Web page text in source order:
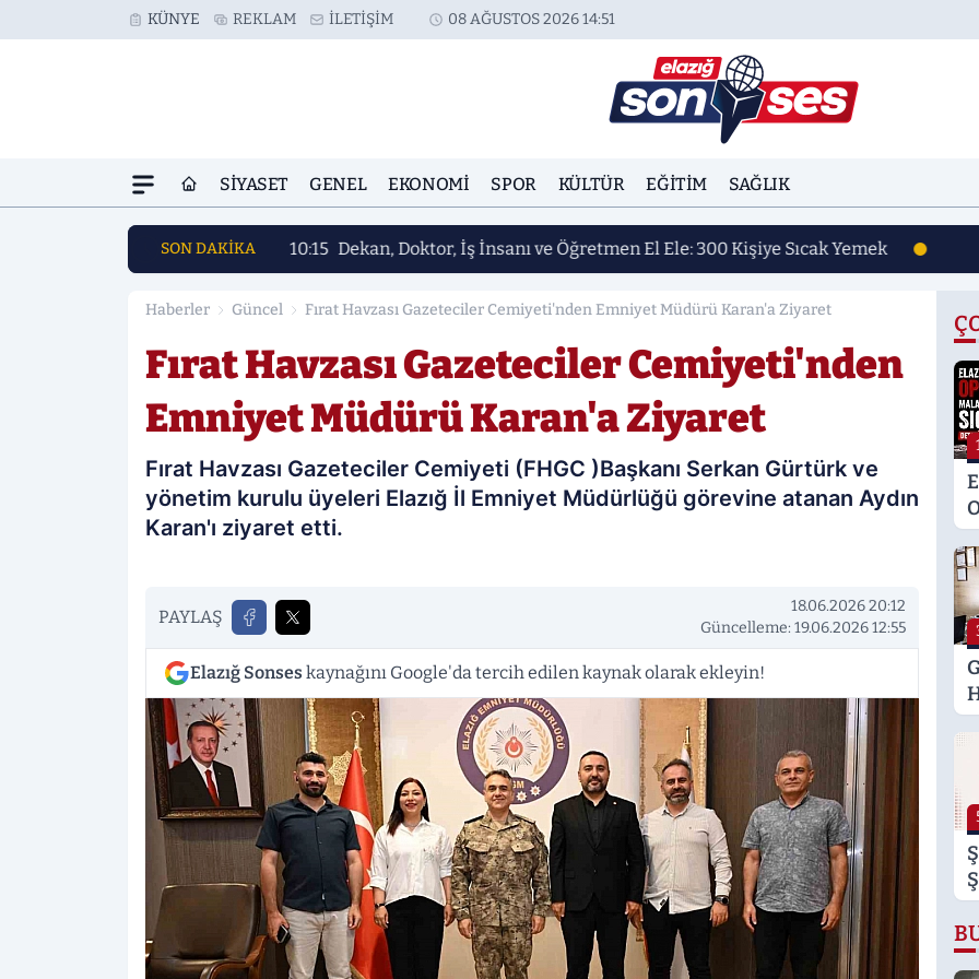
KÜNYE REKLAM İLETIŞIM 08 AĞUSTOS 2026 14:51
SIYASET GENEL EKONOMI SPOR KÜLTÜR EĞITIM SAĞLIK
SON DAKİKA 10:15 Dekan, Doktor, İş İnsanı ve Öğretmen El Ele: 300 Kişiye Sıcak Yemek
Haberler Güncel Fırat Havzası Gazeteciler Cemiyeti'nden Emniyet Müdürü Karan'a Ziyaret
Fırat Havzası Gazeteciler Cemiyeti'nden
Emniyet Müdürü Karan'a Ziyaret
Fırat Havzası Gazeteciler Cemiyeti (FHGC )Başkanı Serkan Gürtürk ve
yönetim kurulu üyeleri Elazığ İl Emniyet Müdürlüğü görevine atanan Aydın
Karan'ı ziyaret etti.
PAYLAŞ
18.06.2026 20:12
Güncelleme: 19.06.2026 12:55
Elazığ Sonses kaynağını Google'da tercih edilen kaynak olarak ekleyin!